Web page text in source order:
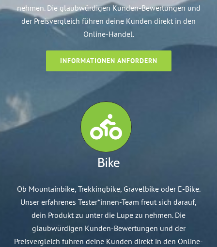
nehmen. Die glaubwürdigen Kunden-Bewertungen und
der Preisvergleich führen deine Kunden direkt in den
Online-Handel.
INFORMATIONEN ANFORDERN
Bike
Ob Mountainbike, Trekkingbike, Gravelbike oder E-Bike.
Unser erfahrenes Tester*innen-Team freut sich darauf,
dein Produkt zu unter die Lupe zu nehmen. Die
glaubwürdigen Kunden-Bewertungen und der
Preisvergleich führen deine Kunden direkt in den Online-